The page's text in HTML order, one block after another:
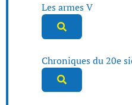
Les armes V
Chroniques du 20e